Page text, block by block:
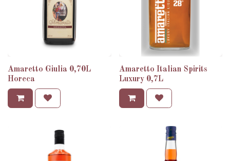
Amaretto Giulia 0,70L
Horeca
Amaretto Italian Spirits
Luxury 0,7L